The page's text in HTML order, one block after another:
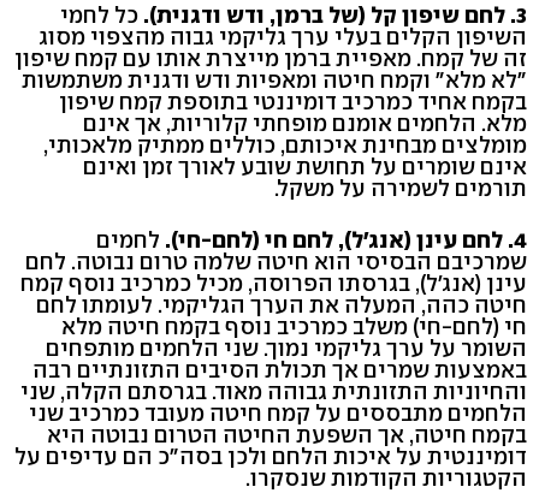
3. לחם שיפון קל (של ברמן, ודש ודגנית). כל לחמי
השיפון הקלים בעלי ערך גליקמי גבוה מהצפוי מסוג
זה של קמח. מאפיית ברמן מייצרת אותו עם קמח שיפון
"לא מלא" וקמח חיטה ומאפיות ודש ודגנית משתמשות
בקמח אחיד כמרכיב דומיננטי בתוספת קמח שיפון
מלא. הלחמים אומנם מופחתי קלוריות, אך אינם
מומלצים מבחינת איכותם, כוללים ממתיק מלאכותי,
אינם שומרים על תחושת שובע לאורך זמן ואינם
תורמים לשמירה על משקל.
4. לחם עינן (אנג'ל), לחם חי (לחם-חי).
לחמים
שמרכיבם הבסיסי הוא חיטה שלמה טרום נבוטה. לחם
עינן (אנג'ל), בגרסתו הפרוסה, מכיל כמרכיב נוסף קמח
חיטה כהה, המעלה את הערך הגליקמי. לעומתו לחם
חי (לחם-חי) משלב כמרכיב נוסף בקמח חיטה מלא
השומר על ערך גליקמי נמוך. שני הלחמים מותפחים
באמצעות שמרים אך תכולת הסיבים התזונתיים רבה
והחיוניות התזונתית גבוהה מאוד. בגרסתם הקלה, שני
הלחמים מתבססים על קמח חיטה מעובד כמרכיב שני
בקמח חיטה, אך השפעת החיטה הטרום נבוטה היא
דומיננטית על איכות הלחם ולכן בסה"כ הם עדיפים על
הקטגוריות הקודמות שנסקרו.